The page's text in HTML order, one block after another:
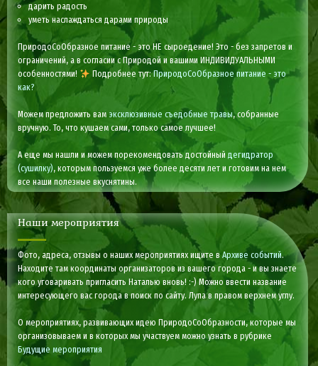
дарить радость
уметь наслаждаться дарами природы
ПриродоСоОбразное питание - это НЕ сыроедение! Это - без запретов и
ограничений, а в согласии с Природой и вашими ИНДИВИДУАЛЬНЫМИ
особенностями!
Подробнее тут:ПриродоСоОбразное питание - это
как?
Можем предложить вам эксклюзивные съедобные травы, собранные
вручную. То, что кушаем сами, только самое лучшее!
А еще мы нашли и можем порекомендовать достойныйдегидратор
(сушилку), которым пользуемся уже более десяти лет и готовим на нем
все наши полезные вкуснятины.
Наши мероприятия
Фото, адреса, отзывы о наших мероприятиях ищите вАрхиве событий.
Находите там координаты организаторов из вашего города - и вы знаете
кого уговаривать пригласить Наталью вновь! :-) Можно ввести название
интересующего вас города в поиск по сайту. Лупа в правом верхнем углу.
О мероприятиях, развивающих идею ПриродоСоОбразности, которые мы
организовываем и в которых мы участвуем можно узнать в рубрике
Будущие мероприятия